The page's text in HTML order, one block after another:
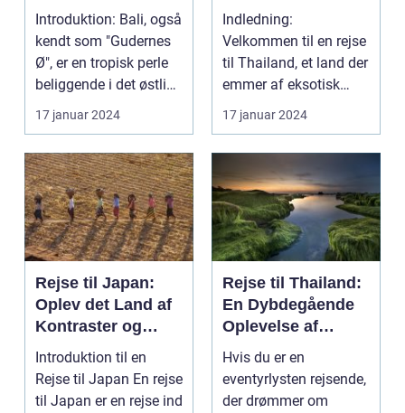
Indonesiske
Drømmedestinatio
n
Introduktion: Bali, også
kendt som "Gudernes
Ø", er en tropisk perle
beliggende i det østlige
Indon...
17 januar 2024
Vidunderland
Indledning:
Velkommen til en rejse
til Thailand, et land der
emmer af eksotisk
kultur, smukke strand...
17 januar 2024
Rejse til Japan:
Oplev det Land af
Kontraster og
Skønhed
Introduktion til en
Rejse til Japan En rejse
til Japan er en rejse ind
Rejse til Thailand:
En Dybdegående
Oplevelse af
Eventyr og Kultur
Hvis du er en
eventyrlysten rejsende,
der drømmer om